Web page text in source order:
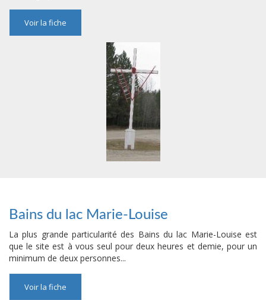
Voir la fiche
Bains du lac Marie-Louise
La plus grande particularité des Bains du lac Marie-Louise est
que le site est à vous seul pour deux heures et demie, pour un
minimum de deux personnes...
Voir la fiche